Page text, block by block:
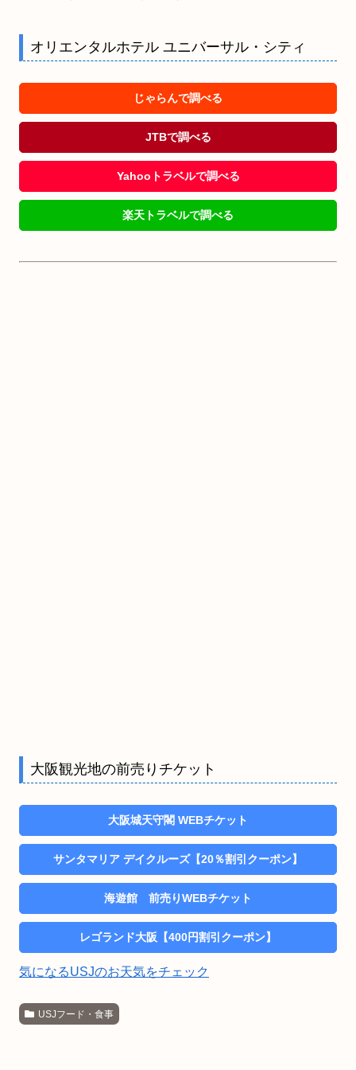
オリエンタルホテル ユニバーサル・シティ
じゃらんで調べる
JTBで調べる
Yahooトラベルで調べる
楽天トラベルで調べる
大阪観光地の前売りチケット
大阪城天守閣 WEBチケット
サンタマリア デイクルーズ【20％割引クーポン】
海遊館 前売りWEBチケット
レゴランド大阪【400円割引クーポン】
気になるUSJのお天気をチェック
USJフード・食事